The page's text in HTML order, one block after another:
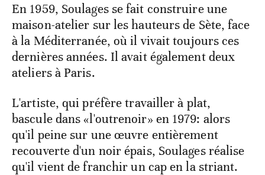
En 1959, Soulages se fait construire une
maison-atelier sur les hauteurs de Sète, face
à la Méditerranée, où il vivait toujours ces
dernières années. Il avait également deux
ateliers à Paris.
L'artiste, qui préfère travailler à plat,
bascule dans «l'outrenoir» en 1979: alors
qu'il peine sur une œuvre entièrement
recouverte d'un noir épais, Soulages réalise
qu'il vient de franchir un cap en la striant.